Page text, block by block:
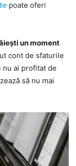
poate oferi
un moment
cont de sfaturile
ai profitat de
să nu mai